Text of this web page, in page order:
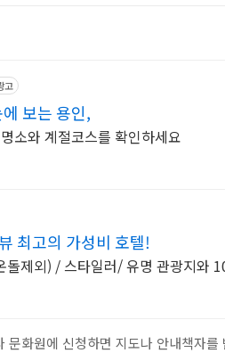
고
보는 용인,
소와 계절코스를 확인하세요
최고의 가성비 호텔!
제외) / 스타일러/ 유명 관광지와
문화원에 신청하면 지도나 안내책자